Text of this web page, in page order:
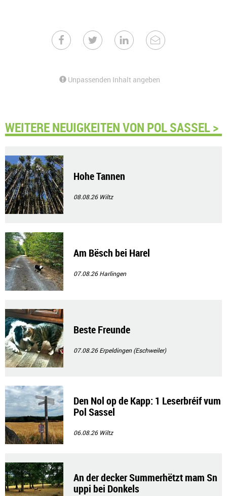
Unpassenden Inhalt angeben
WEITERE NEUIGKEITEN VON POL SASSEL >
Hohe Tannen
08.08.26 Wiltz
Am Bësch bei Harel
07.08.26Harlingen
Beste Freunde
07.08.26Erpeldingen (Eschweiler)
Den Nol op de Kapp: 1 Leserbréif vum
Pol Sassel
06.08.26 Wiltz
An der decker Summerhëtzt mam Sn
uppi bei Donkels